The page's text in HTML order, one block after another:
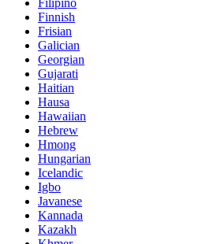
Finnish
Frisian
Galician
Georgian
Gujarati
Haitian
Hausa
Hawaiian
Hebrew
Hmong
Hungarian
Icelandic
Igbo
Javanese
Kannada
Kazakh